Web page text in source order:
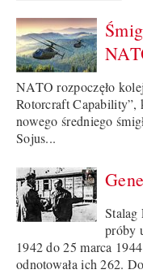
NATO rozpoczęło
Rotorcraft Capability”,
nowego średniego
Sojus...
Stalag
próby
1942 do 25 marca
odnotowała ich 262.